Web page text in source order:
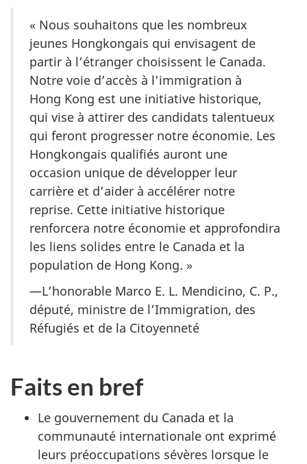
« Nous souhaitons que les nombreux
jeunes Hongkongais qui envisagent de
partir à l’étranger choisissent le Canada.
Notre voie d’accès à l’immigration à
Hong Kong est une initiative historique,
qui vise à attirer des candidats talentueux
qui feront progresser notre économie. Les
Hongkongais qualifiés auront une
occasion unique de développer leur
carrière et d’aider à accélérer notre
reprise. Cette initiative historique
renforcera notre économie et approfondira
les liens solides entre le Canada et la
population de Hong Kong. »
—L’honorable Marco E. L. Mendicino, C. P.,
député, ministre de l’Immigration, des
Réfugiés et de la Citoyenneté
Faits en bref
Le gouvernement du Canada et la
communauté internationale ont exprimé
leurs préoccupations sévères lorsque le